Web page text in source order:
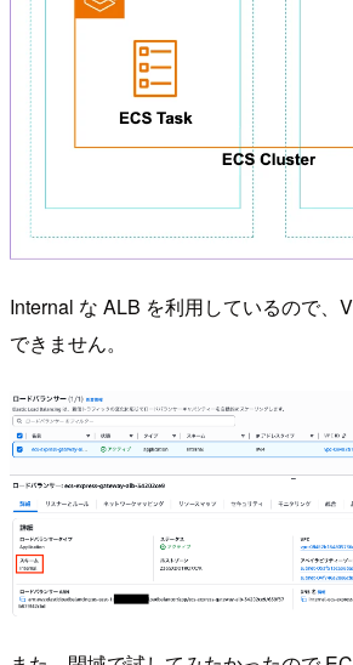
Internal な ALB を利用しているので、
できません。